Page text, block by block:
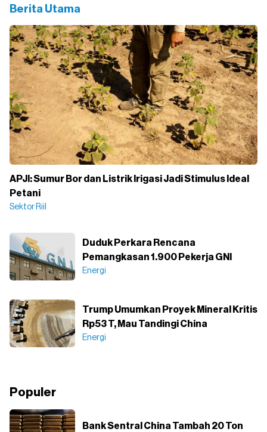
Berita Utama
APJI: Sumur Bor dan Listrik Irigasi Jadi Stimulus Ideal
Petani
Sektor Riil
Duduk Perkara Rencana
Pemangkasan 1.900 Pekerja GNI
Energi
Trump Umumkan Proyek Mineral Kritis
Rp53 T, Mau Tandingi China
Energi
Populer
Bank Sentral China Tambah 20 Ton